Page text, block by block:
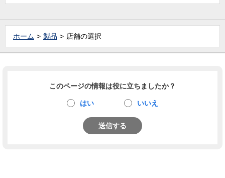
ホーム 製品 店舗の選択
このページの情報は役に立ちましたか？
はい いいえ
送信する